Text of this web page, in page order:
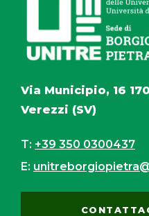
Via Municipio, 16
Verezzi (SV)
T: +39 350 0300437
E: